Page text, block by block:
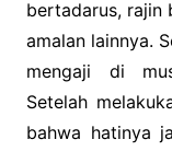
bertadarus, rajin
amalan lainnya.
mengaji di
Setelah
bahwa hatinya